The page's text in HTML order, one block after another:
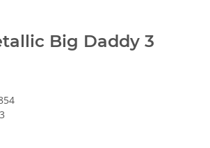
Big Daddy 3